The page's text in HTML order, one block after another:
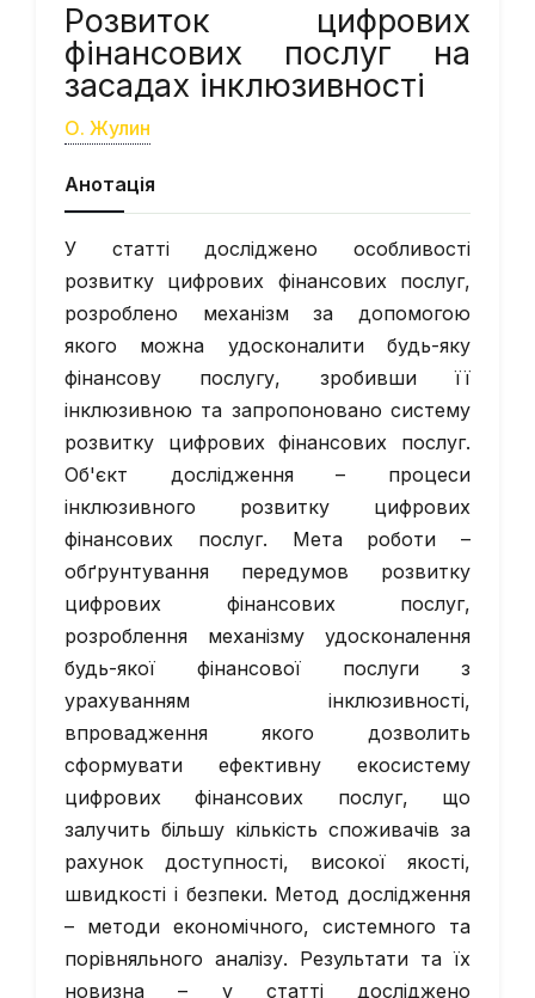
Розвиток цифрових
фінансових послуг на
засадах інклюзивності
О. Жулин
Анотація
У статті досліджено особливості
розвитку цифрових фінансових послуг,
розроблено механізм за допомогою
якого можна удосконалити будь-яку
фінансову послугу, зробивши її
інклюзивною та запропоновано систему
розвитку цифрових фінансових послуг.
Об'єкт дослідження – процеси
інклюзивного розвитку цифрових
фінансових послуг. Мета роботи –
обґрунтування передумов розвитку
цифрових фінансових послуг,
розроблення механізму удосконалення
будь-якої фінансової послуги з
урахуванням інклюзивності,
впровадження якого дозволить
сформувати ефективну екосистему
цифрових фінансових послуг, що
залучить більшу кількість споживачів за
рахунок доступності, високої якості,
швидкості і безпеки. Метод дослідження
– методи економічного, системного та
порівняльного аналізу. Результати та їх
новизна – у статті досліджено